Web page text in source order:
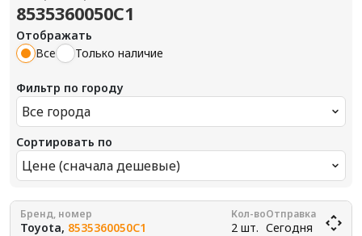
8535360050C1
Отображать
Все
Только наличие
Фильтр по городу
Все города
Сортировать по
Цене (сначала дешевые)
Бренд, номер
Toyota, 8535360050C1
Кол-во
2 шт.
Отправка
Сегодня